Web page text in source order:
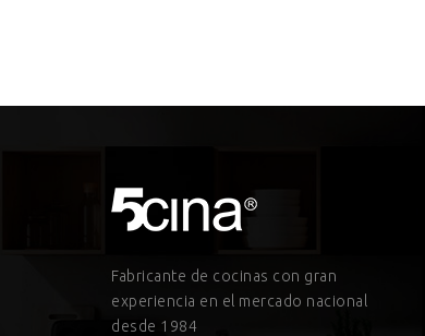
Fabricante de cocinas con gran
experiencia en el mercado nacional
desde 1984